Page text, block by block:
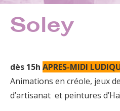
Soley
dès 15h APRES-MIDI
Animations en créole, jeux
d’artisanat et peintures